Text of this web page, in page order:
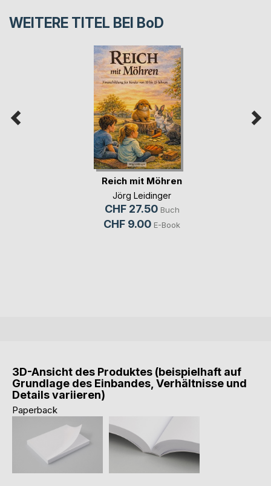
WEITERE TITEL BEI BoD
Reich mit Möhren
Jörg Leidinger
CHF 27.50 Buch
CHF 9.00 E-Book
3D-Ansicht des Produktes (beispielhaft auf
Grundlage des Einbandes, Verhältnisse und
Details variieren)
Paperback